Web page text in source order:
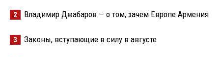
2 Владимир Джабаров — о том, зачем Европе Армения
3 Законы, вступающие в силу в августе